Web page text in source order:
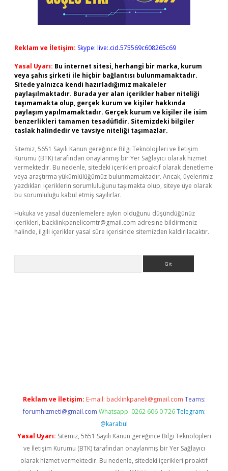
Reklam ve İletişim: Skype: live:.cid.575569c608265c69
Yasal Uyarı: Bu internet sitesi, herhangi bir marka, kurum
veya şahıs şirketi ile hiçbir bağlantısı bulunmamaktadır.
Sitede yalnızca kendi hazırladığımız makaleler
paylaşılmaktadır. Burada yer alan içerikler haber niteliği
taşımamakta olup, gerçek kurum ve kişiler hakkında
paylaşım yapılmamaktadır. Gerçek kurum ve kişiler ile isim
benzerlikleri tamamen tesadüfidir. Sitemizdeki bilgiler
taslak halindedir ve tavsiye niteliği taşımazlar.
Sitemiz, 5651 Sayılı Kanun gereğince Bilgi Teknolojileri ve İletişim
Kurumu (BTK) tarafından onaylanmış bir Yer Sağlayıcı olarak hizmet
vermektedir. Bu nedenle, sitedeki içerikleri proaktif olarak denetleme
veya araştırma yükümlülüğümüz bulunmamaktadır. Ancak, üyelerimiz
yazdıkları içeriklerin sorumluluğunu taşımakta olup, siteye üye olarak
bu sorumluluğu kabul etmiş sayılırlar.
Hukuka ve yasal düzenlemelere aykırı olduğunu düşündüğünüz
içerikleri, backlinkpanelicomtr@gmail.com adresine bildirmeniz
halinde, ilgili içerikler yasal süre içerisinde sitemizden kaldırılacaktır.
Reklam ve İletişim: E-mail: backlinkpaneli@gmail.com Teams:
forumhizmeti@gmail.com Whatsapp: 0262 606 0 726 Telegram:
@karabul
Yasal Uyarı: Sitemiz, 5651 Sayılı Kanun gereğince Bilgi Teknolojileri
ve İletişim Kurumu (BTK) tarafından onaylanmış bir Yer Sağlayıcı
olarak hizmet vermektedir. Bu nedenle, sitedeki içerikleri proaktif